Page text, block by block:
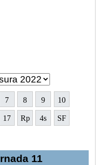
7 8 9 10
17 Rp 4s SF
11